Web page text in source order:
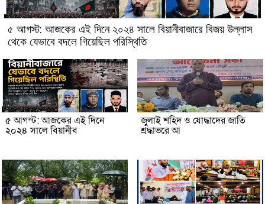
৫ আগস্ট: আজকের এই দিনে ২০২৪ সালে বিয়ানীবাজারে বিজয় উল্লাস
থেকে যেভাবে বদলে গিয়েছিল পরিস্থিতি
৫ আগস্ট: আজকের এই দিনে
২০২৪ সালে বিয়ানীব
জুলাই শহিদ ও যোদ্ধাদের জাতি
শ্রদ্ধাভরে আ